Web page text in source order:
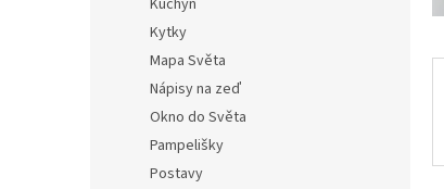
Kuchyň
Kytky
Mapa Světa
Nápisy na zeď
Okno do Světa
Pampelišky
Postavy